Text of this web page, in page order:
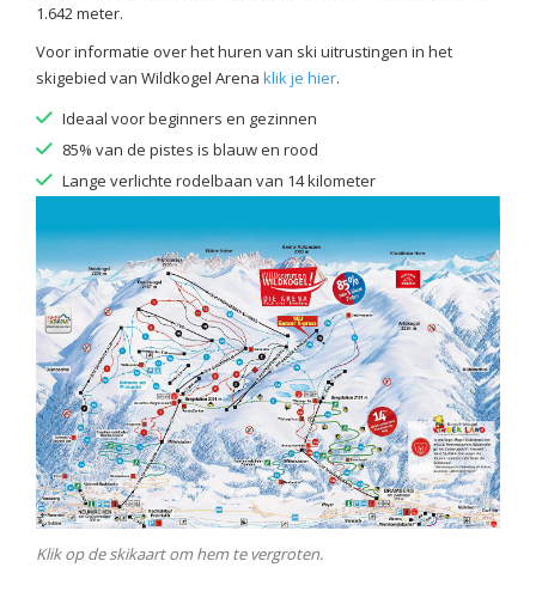
1.642 meter.
Voor informatie over het huren van ski uitrustingen in het
skigebied van Wildkogel Arena klik je hier.
Ideaal voor beginners en gezinnen
85% van de pistes is blauw en rood
Lange verlichte rodelbaan van 14 kilometer
Klik op de skikaart om hem te vergroten.